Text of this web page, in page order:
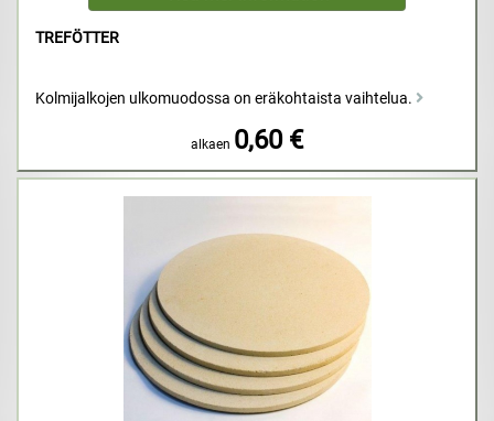
TREFÖTTER
Kolmijalkojen ulkomuodossa on eräkohtaista vaihtelua.
alkaen 0,60 €